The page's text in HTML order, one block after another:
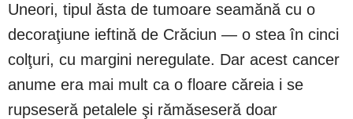
Uneori, tipul ăsta de tumoare seamănă cu o
decoraţiune ieftină de Crăciun — o stea în cinci
colţuri, cu margini neregulate. Dar acest cancer
anume era mai mult ca o floare căreia i se
rupseseră petalele şi rămăseseră doar